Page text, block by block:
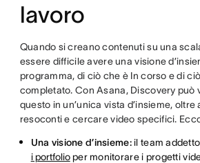
lavoro
Quando si creano contenuti su una
essere difficile avere una visione
programma, di ciò che è In corso e di
completato. Con Asana, Discovery può
questo in un’unica vista d’insieme, oltre
resoconti e cercare video specifici.
Una visione d’insieme:il team
i portfolioper monitorare i progetti